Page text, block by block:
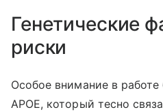
Генетические
риски
Особое внимание в работе
APOE, который тесно